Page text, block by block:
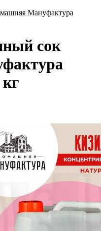
Мануфактура
сок